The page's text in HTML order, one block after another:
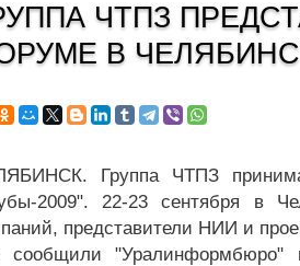
ЧТПЗ
В
Группа ЧТПЗ
2009". 22-23 сентября в
представители НИИ и
сообщили